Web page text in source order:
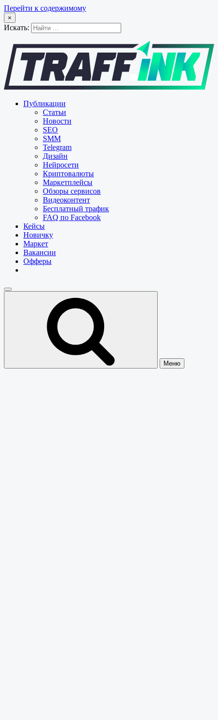
Перейти к содержимому
×
Искать:
Публикации
Статьи
Новости
SEO
SMM
Telegram
Дизайн
Нейросети
Криптовалюты
Маркетплейсы
Обзоры сервисов
Видеоконтент
Бесплатный трафик
FAQ по Facebook
Кейсы
Новичку
Маркет
Вакансии
Офферы
Меню